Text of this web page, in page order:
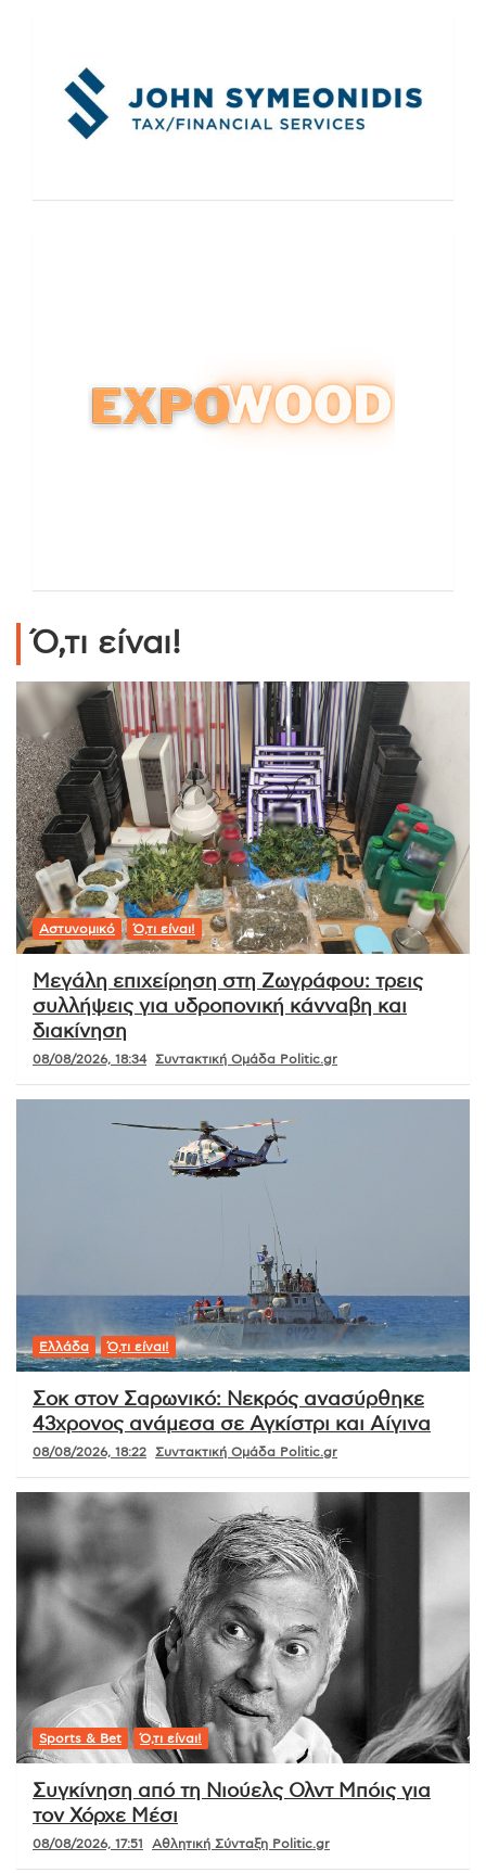
Ό,τι είναι!
Αστυνομικό Ό,τι είναι!
Μεγάλη επιχείρηση στη Ζωγράφου: τρεις
συλλήψεις για υδροπονική κάνναβη και
διακίνηση
08/08/2026, 18:34 Συντακτική Ομάδα Politic.gr
Ελλάδα Ό,τι είναι!
Σοκ στον Σαρωνικό: Νεκρός ανασύρθηκε
43χρονος ανάμεσα σε Αγκίστρι και Αίγινα
08/08/2026, 18:22 Συντακτική Ομάδα Politic.gr
Sports & Bet Ό,τι είναι!
Συγκίνηση από τη Νιούελς Ολντ Μπόις για
τον Χόρχε Μέσι
08/08/2026, 17:51 Αθλητική Σύνταξη Politic.gr